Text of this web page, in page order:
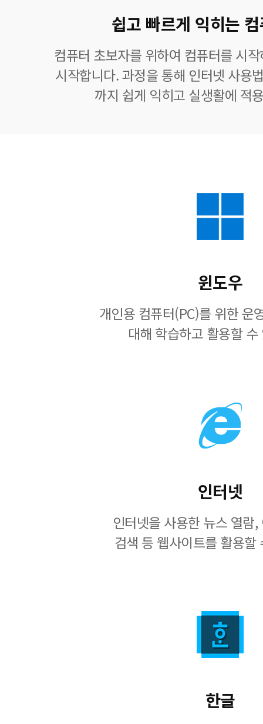
쉽고 빠르게 익히는
컴퓨터 초보자를 위하여 컴퓨터를 시
시작합니다. 과정을 통해 인터넷 사용
까지 쉽게 익히고 실생활에 적
윈도우
개인용 컴퓨터(PC)를 위한 운
대해 학습하고 활용할 수
인터넷
인터넷을 사용한 뉴스 열람
검색 등 웹사이트를 활용할
한글